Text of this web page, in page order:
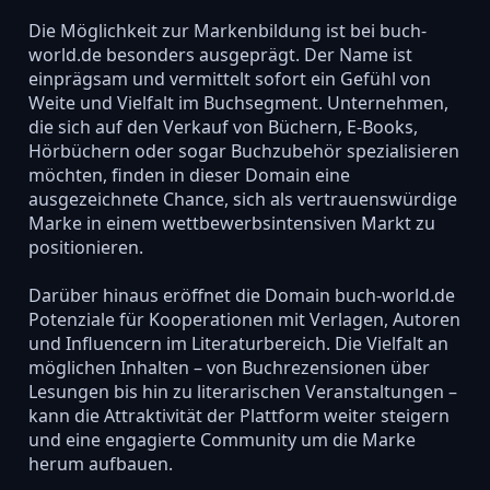
Die Möglichkeit zur Markenbildung ist bei buch-
world.de besonders ausgeprägt. Der Name ist
einprägsam und vermittelt sofort ein Gefühl von
Weite und Vielfalt im Buchsegment. Unternehmen,
die sich auf den Verkauf von Büchern, E-Books,
Hörbüchern oder sogar Buchzubehör spezialisieren
möchten, finden in dieser Domain eine
ausgezeichnete Chance, sich als vertrauenswürdige
Marke in einem wettbewerbsintensiven Markt zu
positionieren.
Darüber hinaus eröffnet die Domain buch-world.de
Potenziale für Kooperationen mit Verlagen, Autoren
und Influencern im Literaturbereich. Die Vielfalt an
möglichen Inhalten – von Buchrezensionen über
Lesungen bis hin zu literarischen Veranstaltungen –
kann die Attraktivität der Plattform weiter steigern
und eine engagierte Community um die Marke
herum aufbauen.